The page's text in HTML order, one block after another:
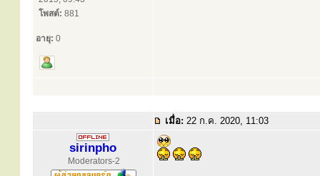
โพสต์: 881
อายุ: 0
เมื่อ: 22 ก.ค. 2020, 11:03
sirinpho
Moderators-2